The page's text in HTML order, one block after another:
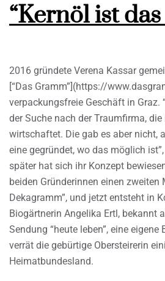
“Kernöl ist
2016 gründete Verena Kassar
[“Das Gramm”](https://
verpackungsfreie Geschäft in Graz.
der Suche nach der Traumfirma,
wirtschaftet. Die gab es aber nicht,
eine gegründet, wo das möglich
später hat sich ihr Konzept
beiden Gründerinnen einen zweiten
Dekagramm”, und jetzt entsteht in
Biogärtnerin Angelika Ertl, bekannt
Sendung “heute leben”, eine
verrät die gebürtige Obersteirerin
Heimatbundesland.